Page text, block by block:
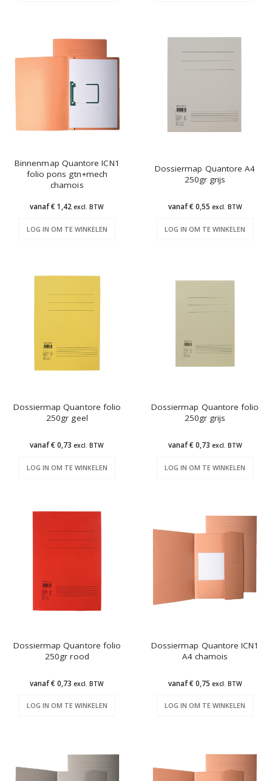
Binnenmap Quantore ICN1
folio pons gtn+mech
chamois
vanaf € 1,42excl. BTW
LOG IN OM TE WINKELEN
Dossiermap Quantore A4
250gr grijs
vanaf € 0,55 excl. BTW
LOG IN OM TE WINKELEN
Dossiermap Quantore folio
250gr geel
vanaf € 0,73excl. BTW
LOG IN OM TE WINKELEN
Dossiermap Quantore folio
250gr grijs
vanaf € 0,73 excl. BTW
LOG IN OM TE WINKELEN
Dossiermap Quantore folio
250gr rood
vanaf € 0,73excl. BTW
LOG IN OM TE WINKELEN
Dossiermap Quantore ICN1
A4 chamois
vanaf € 0,75 excl. BTW
LOG IN OM TE WINKELEN